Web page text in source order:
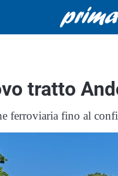
tratto
ferroviaria fino al